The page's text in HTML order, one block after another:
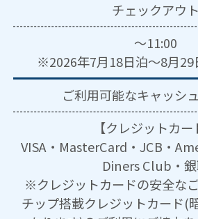
チェックアウト
～11:00
※2026年7月18日泊～8月
ご利用可能なキャッシ
【クレジットカー
VISA・MasterCard・JCB・
Diners Club・
※クレジットカードの安全な
チップ搭載クレジットカード(